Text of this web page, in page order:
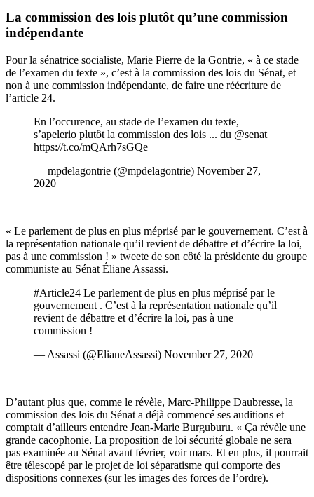
La commission des lois plutôt qu’une commission
indépendante
Pour la sénatrice socialiste, Marie Pierre de la Gontrie, « à ce stade
de l’examen du texte », c’est à la commission des lois du Sénat, et
non à une commission indépendante, de faire une réécriture de
l’article 24.
En l’occurence, au stade de l’examen du texte,
s’apelerio plutôt la commission des lois ... du @senat
https://t.co/mQArh7sGQe
— mpdelagontrie (@mpdelagontrie) November 27,
2020
« Le parlement de plus en plus méprisé par le gouvernement. C’est à
la représentation nationale qu’il revient de débattre et d’écrire la loi,
pas à une commission ! » tweete de son côté la présidente du groupe
communiste au Sénat Éliane Assassi.
#Article24 Le parlement de plus en plus méprisé par le
gouvernement . C’est à la représentation nationale qu’il
revient de débattre et d’écrire la loi, pas à une
commission !
— Assassi (@ElianeAssassi) November 27, 2020
D’autant plus que, comme le révèle, Marc-Philippe Daubresse, la
commission des lois du Sénat a déjà commencé ses auditions et
comptait d’ailleurs entendre Jean-Marie Burguburu. « Ça révèle une
grande cacophonie. La proposition de loi sécurité globale ne sera
pas examinée au Sénat avant février, voir mars. Et en plus, il pourrait
être télescopé par le projet de loi séparatisme qui comporte des
dispositions connexes (sur les images des forces de l’ordre).